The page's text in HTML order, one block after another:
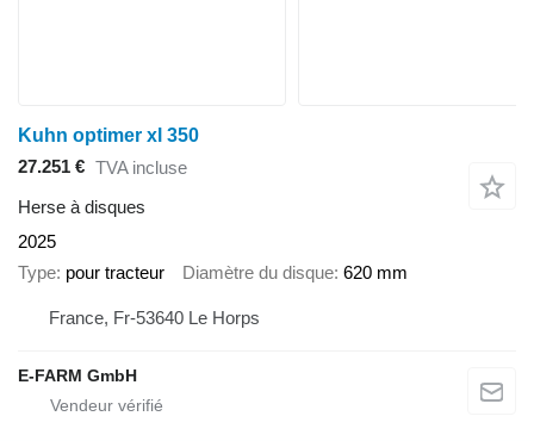
Kuhn optimer xl 350
27.251 € TVA incluse
Herse à disques
2025
Type pour tracteur Diamètre du disque 620 mm
France, Fr-53640 Le Horps
E-FARM GmbH